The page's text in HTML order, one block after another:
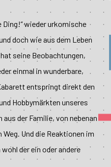
Ding!“ wieder urkomische
doch wie aus dem Leben
seine Beobachtungen,
einmal in wunderbare,
entspringt direkt den
Hobbymärkten unseres
der Familie, von nebenan
Und die Reaktionen im
der ein oder andere